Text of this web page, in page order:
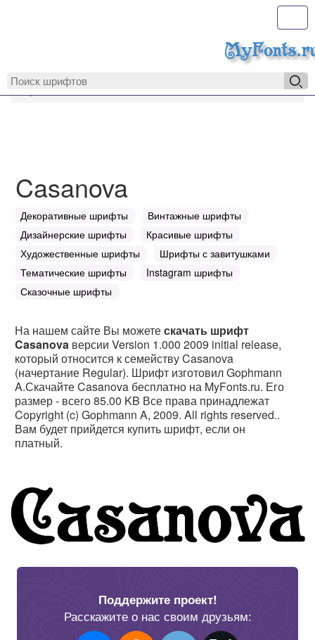
MyFonts.ru
Casanova
Декоративные шрифты
Винтажные шрифты
Дизайнерские шрифты
Красивые шрифты
Художественные шрифты
Шрифты с завитушками
Тематические шрифты
Instagram шрифты
Сказочные шрифты
На нашем сайте Вы можетескачать шрифт
Casanova версии Version 1.000 2009 initial release,
который относится к семейству Casanova
(начертание Regular). Шрифт изготовил Gophmann
A.Скачайте Casanova бесплатно на MyFonts.ru. Его
размер - всего 85.00 KB Все права принадлежат
Copyright (c) Gophmann A, 2009. All rights reserved..
Вам будет прийдется купить шрифт, если он
платный.
Поддержите проект!
Расскажите о нас своим друзьям: